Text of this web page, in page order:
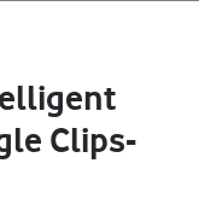
Clips-